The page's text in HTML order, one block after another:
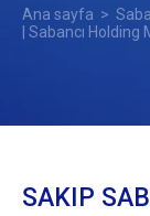
Ana sayfa >
| Sabancı Holding
SAKIP